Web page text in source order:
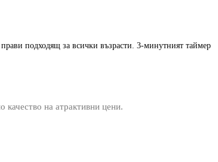
подходящ за всички възрасти. 3-минутният таймер
качество на атрактивни цени.